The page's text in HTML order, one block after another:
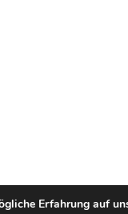
Erfahrung auf